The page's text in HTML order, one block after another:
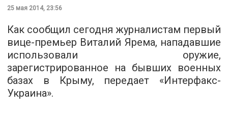
25 мая 2014, 23:56
Как сообщил сегодня журналистам первый
вице-премьер Виталий Ярема, нападавшие
использовали оружие,
зарегистрированное на бывших военных
базах в Крыму, передает «Интерфакс-
Украина».